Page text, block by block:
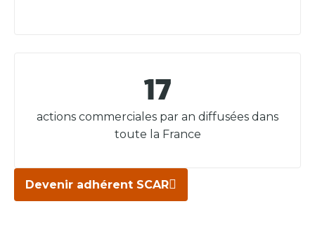
17
actions commerciales par an diffusées dans
toute la France
Devenir adhérent SCAR